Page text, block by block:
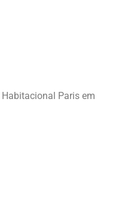
Habitacional Paris em